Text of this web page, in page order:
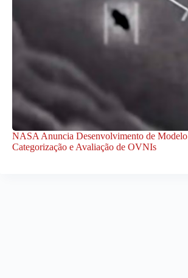
NASA Anuncia Desenvolvimento de
Categorização e Avaliação de OVNIs